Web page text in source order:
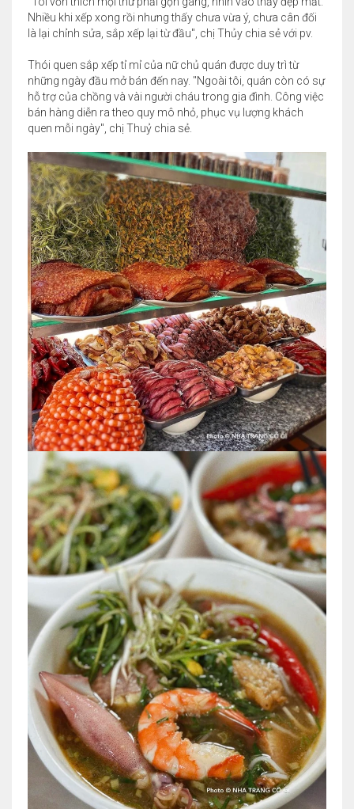
Nhiều khi xếp xong rồi nhưng thấy chưa vừa ý, chưa cân đối
là lại chỉnh sửa, sắp xếp lại từ đầu", chị Thủy chia sẻ với pv.
Thói quen sắp xếp tỉ mỉ của nữ chủ quán được duy trì từ
những ngày đầu mở bán đến nay. "Ngoài tôi, quán còn có sự
hỗ trợ của chồng và vài người cháu trong gia đình. Công việc
bán hàng diễn ra theo quy mô nhỏ, phục vụ lượng khách
quen mỗi ngày", chị Thuỷ chia sẻ.